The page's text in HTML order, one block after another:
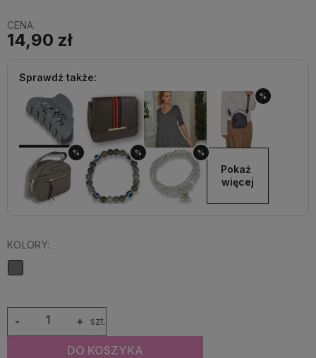
CENA:
14,90 zł
Sprawdź także:
%
% % %
Pokaż
więcej
KOLORY:
+
- szt.
DO KOSZYKA